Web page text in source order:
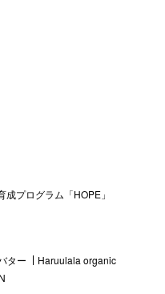
成プログラム「HOPE」
ター
Haruulala organic